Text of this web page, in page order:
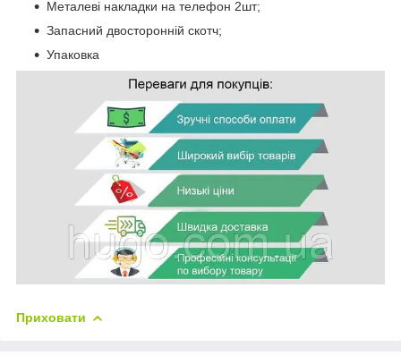
Металеві накладки на телефон 2шт;
Запасний двосторонній скотч;
Упаковка
Приховати